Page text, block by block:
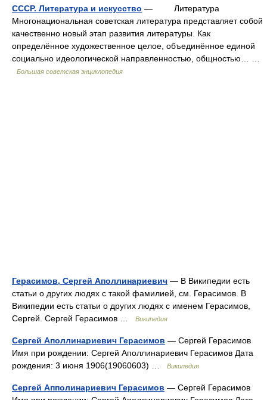
СССР. Литература и искусство — Литература
Многонациональная советская литература представляет собой
качественно новый этап развития литературы. Как
определённое художественное целое, объединённое единой
социально идеологической направленностью, общностью… …
Большая советская энциклопедия
Герасимов, Сергей Аполлинариевич — В Википедии есть
статьи о других людях с такой фамилией, см. Герасимов. В
Википедии есть статьи о других людях с именем Герасимов,
Сергей. Сергей Герасимов …
Википедия
Сергей Аполлинариевич Герасимов — Сергей Герасимов
Имя при рождении: Сергей Аполлинариевич Герасимов Дата
рождения: 3 июня 1906(19060603) …
Википедия
Сергей Апполинариевич Герасимов — Сергей Герасимов